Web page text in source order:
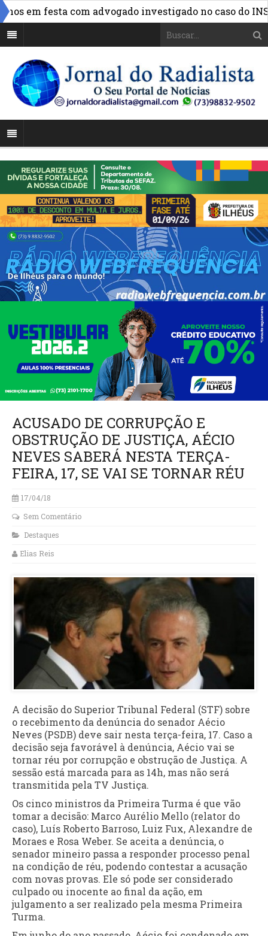
festa com advogado investigado no caso do INSS »
ACUSADO DE CORRUPÇÃO E
OBSTRUÇÃO DE JUSTIÇA, AÉCIO
NEVES SABERÁ NESTA TERÇA-
FEIRA, 17, SE VAI SE TORNAR RÉU
17/04/18
Sem Comentário
Destaques
Elias Reis
A decisão do Superior Tribunal Federal (STF) sobre
o recebimento da denúncia do senador Aécio
Neves (PSDB) deve sair nesta terça-feira, 17. Caso a
decisão seja favorável à denúncia, Aécio vai se
tornar réu por corrupção e obstrução de Justiça. A
sessão está marcada para as 14h, mas não será
transmitida pela TV Justiça.
Os cinco ministros da Primeira Turma é que vão
tomar a decisão: Marco Aurélio Mello (relator do
caso), Luís Roberto Barroso, Luiz Fux, Alexandre de
Moraes e Rosa Weber. Se aceita a denúncia, o
senador mineiro passa a responder processo penal
na condição de réu, podendo contestar a acusação
com novas provas. Ele só pode ser considerado
culpado ou inocente ao final da ação, em
julgamento a ser realizado pela mesma Primeira
Turma.